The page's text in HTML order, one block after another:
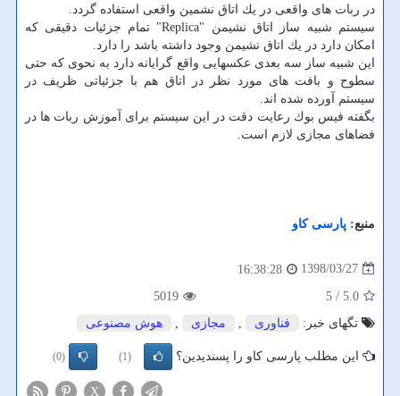
در ربات های واقعی در یك اتاق نشمین واقعی استفاده گردد.
سیستم شبیه ساز اتاق نشیمن "Replica" تمام جزئیات دقیقی كه
امكان دارد در یك اتاق نشیمن وجود داشته باشد را دارد.
این شبیه ساز سه بعدی عكسهایی واقع گرایانه دارد به نحوی كه حتی
سطوح و بافت های مورد نظر در اتاق هم با جزئیاتی ظریف در
سیستم آورده شده اند.
بگفته فیس بوك رعایت دقت در این سیستم برای آموزش ربات ها در
فضاهای مجازی لازم است.
منبع: پارسی كاو
1398/03/27
16:38:28
5.0
/ 5
5019
تگهای خبر:
فناوری , مجازی , هوش مصنوعی
این مطلب پارسی کاو را پسندیدین؟ (1)
(0)
X